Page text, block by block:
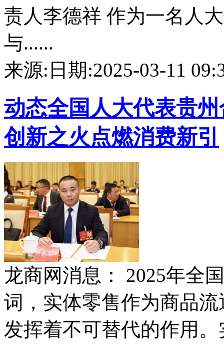
责人李德祥 作为一名人
与......
来源: 日期:2025-03-11
动态全国人大代表贵
创新之火点燃消费新引
龙商网消息： 2025年全
词，实体零售作为商品
发挥着不可替代的作用